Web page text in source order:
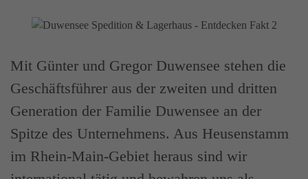
Mit Günter und Gregor Duwensee stehen die
Geschäftsführer aus der zweiten und dritten
Generation der Familie Duwensee an der
Spitze des Unternehmens. Aus Heusenstamm
im Rhein-Main-Gebiet heraus sind wir